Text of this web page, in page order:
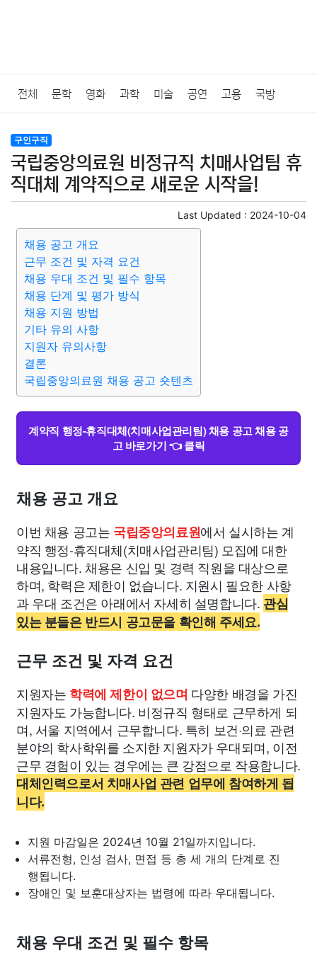
전체 문학 영화 과학 미술 공연 고용 국방
법률
질병 가요 방송 일상 주식 암호화폐 블록체인
미용 증권 인테리어
요리 상품리뷰
대출 자동차 취미 여행 맛집
종교 사회 정치
부동산
구인구직
국립중앙의료원 비정규직 치매사업팀 휴
직대체 계약직으로 새로운 시작을!
Last Updated : 2024-10-04
채용 공고 개요
근무 조건 및 자격 요건
채용 우대 조건 및 필수 항목
채용 단계 및 평가 방식
채용 지원 방법
기타 유의 사항
지원자 유의사항
결론
국립중앙의료원 채용 공고 숏텐츠
계약직 행정-휴직대체(치매사업관리팀) 채용 공고 채용 공
고 바로가기 👈 클릭
채용 공고 개요
이번 채용 공고는 국립중앙의료원에서 실시하는 계
약직 행정-휴직대체(치매사업관리팀) 모집에 대한
내용입니다. 채용은 신입 및 경력 직원을 대상으로
하며, 학력은 제한이 없습니다. 지원시 필요한 사항
과 우대 조건은 아래에서 자세히 설명합니다. 관심
있는 분들은 반드시 공고문을 확인해 주세요.
근무 조건 및 자격 요건
지원자는 학력에 제한이 없으며 다양한 배경을 가진
지원자도 가능합니다. 비정규직 형태로 근무하게 되
며, 서울 지역에서 근무합니다. 특히 보건·의료 관련
분야의 학사학위를 소지한 지원자가 우대되며, 이전
근무 경험이 있는 경우에는 큰 강점으로 작용합니다.
대체인력으로서 치매사업 관련 업무에 참여하게 됩
니다.
지원 마감일은 2024년 10월 21일까지입니다.
서류전형, 인성 검사, 면접 등 총 세 개의 단계로 진
행됩니다.
장애인 및 보훈대상자는 법령에 따라 우대됩니다.
채용 우대 조건 및 필수 항목